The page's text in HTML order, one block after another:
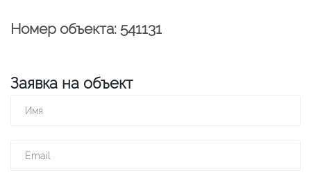
Номер объекта: 541131
Заявка на объект